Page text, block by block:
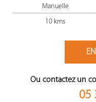
Manuelle
10 kms
Ou contactez un
05